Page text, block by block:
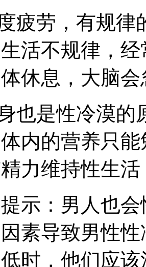
劳，有规律
活不规律，
休息，大脑
是性冷漠的
内的营养只
力维持性生
：男人也会
素导致男性
时，他们应